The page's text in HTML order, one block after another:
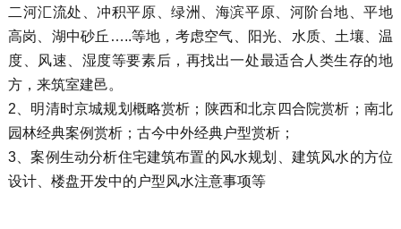
二河汇流处、冲积平原、绿洲、海滨平原、河阶台地、平地
高岗、湖中砂丘…..等地，考虑空气、阳光、水质、土壤、温
度、风速、湿度等要素后，再找出一处最适合人类生存的地
方，来筑室建邑。
2、明清时京城规划概略赏析；陕西和北京四合院赏析；南北
园林经典案例赏析；古今中外经典户型赏析；
3、案例生动分析住宅建筑布置的风水规划、建筑风水的方位
设计、楼盘开发中的户型风水注意事项等